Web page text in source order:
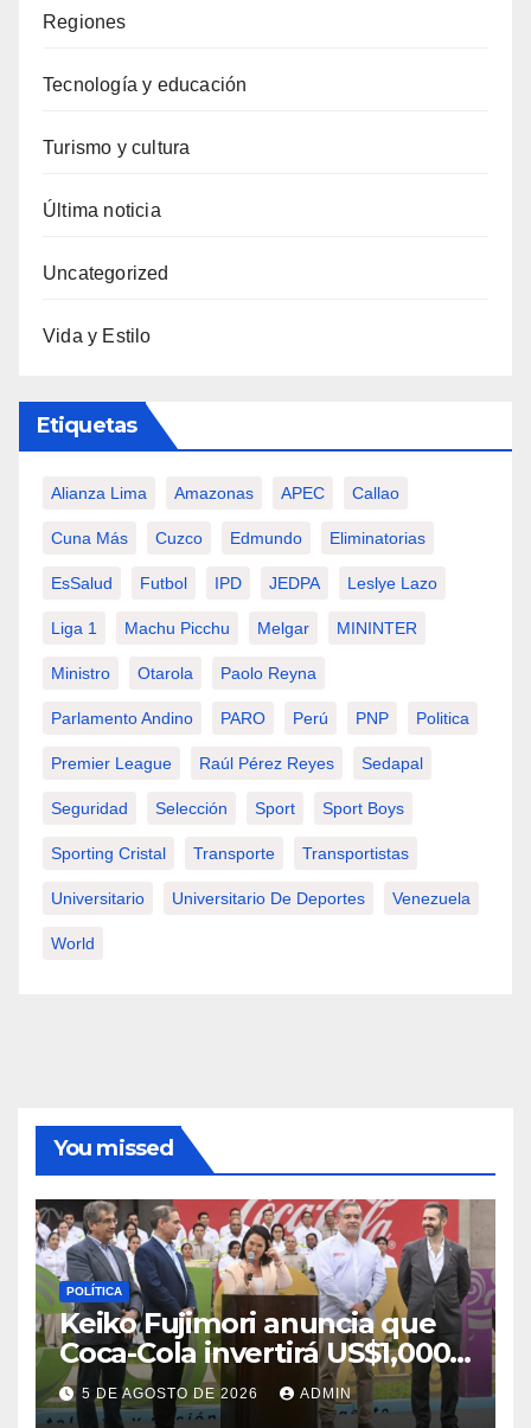
Regiones
Tecnología y educación
Turismo y cultura
Última noticia
Uncategorized
Vida y Estilo
Etiquetas
Alianza Lima Amazonas APEC Callao
Cuna Más Cuzco Edmundo Eliminatorias
EsSalud Futbol IPD JEDPA Leslye Lazo
Liga 1 Machu Picchu Melgar MININTER
Ministro Otarola Paolo Reyna
Parlamento Andino PARO Perú PNP Politica
Premier League Raúl Pérez Reyes Sedapal
Seguridad Selección Sport Sport Boys
Sporting Cristal Transporte Transportistas
Universitario Universitario De Deportes Venezuela
World
You missed
POLÍTICA
Keiko Fujimori anuncia que
Coca-Cola invertirá US$1,000
millones en 5 años
5 DE AGOSTO DE 2026 ADMIN